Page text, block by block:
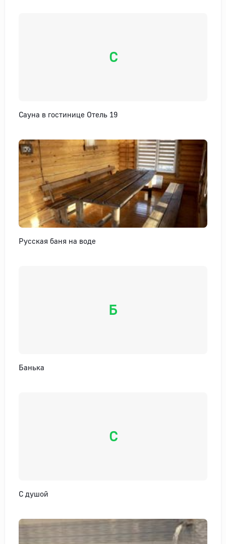
С
Сауна в гостинице Отель 19
Русская баня на воде
Б
Банька
С
С душой